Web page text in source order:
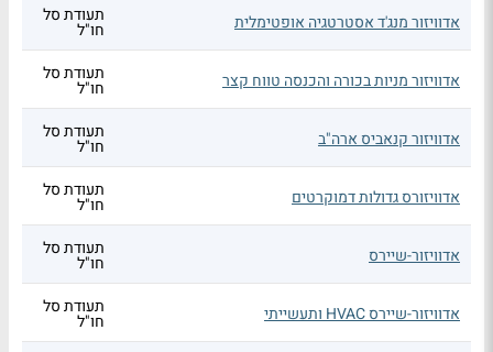
אדוויזור מנג'ד אסטרטגיה אופטימלית תעודת סל
חו"ל
אדוויזור מניות בכורה והכנסה טווח קצר תעודת סל
חו"ל
אדוויזור קנאביס ארה"ב תעודת סל
חו"ל
אדוויזורס גדולות דמוקרטים תעודת סל
חו"ל
אדוויזור-שיירס תעודת סל
חו"ל
אדוויזור-שיירס HVAC ותעשייתי תעודת סל
חו"ל